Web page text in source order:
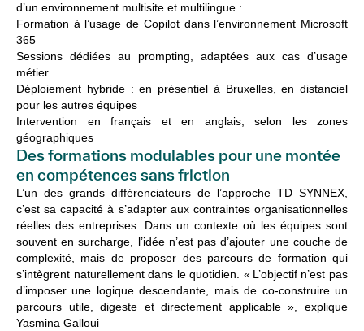
d’un environnement multisite et multilingue :
Formation à l’usage de Copilot dans l’environnement Microsoft
365
Sessions dédiées au prompting , adaptées aux cas d’usage
métier
Déploiement hybride :en présentiel à Bruxelles, en distanciel
pour les autres équipes
Intervention en français et en anglais, selon les zones
géographiques
Des formations modulables pour une montée
en compétences sans friction
L’un des grands différenciateurs de l’approche TD SYNNEX,
c’est sa capacité à s’adapteraux contraintes organisationnelles
réelles des entreprises Dans un contexte où les équipes sont
souvent en surcharge, l’idée n’estpasd’ajouter unecouche de
complexité
mais de proposer des parcoursde formation qui
s’intègrent naturellementdans lequotidien « L’objectif n’est pas
d’imposer une logique descendante maisde co-construireun
parcours utile,digeste etdirectement applicable »,explique
Yasmina Galloui